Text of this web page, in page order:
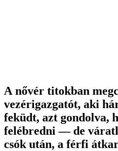
A nővér titokban
vezérigazgatót, aki
feküdt, azt gondolva,
felébredni — de
csók után, a férfi